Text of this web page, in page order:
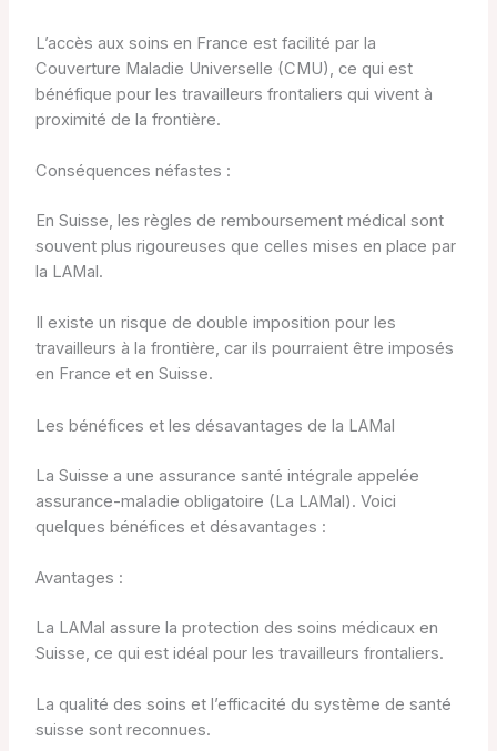
L’accès aux soins en France est facilité par la
Couverture Maladie Universelle (CMU), ce qui est
bénéfique pour les travailleurs frontaliers qui vivent à
proximité de la frontière.
Conséquences néfastes :
En Suisse, les règles de remboursement médical sont
souvent plus rigoureuses que celles mises en place par
la LAMal.
Il existe un risque de double imposition pour les
travailleurs à la frontière, car ils pourraient être imposés
en France et en Suisse.
Les bénéfices et les désavantages de la LAMal
La Suisse a une assurance santé intégrale appelée
assurance-maladie obligatoire (La LAMal). Voici
quelques bénéfices et désavantages :
Avantages :
La LAMal assure la protection des soins médicaux en
Suisse, ce qui est idéal pour les travailleurs frontaliers.
La qualité des soins et l’efficacité du système de santé
suisse sont reconnues.